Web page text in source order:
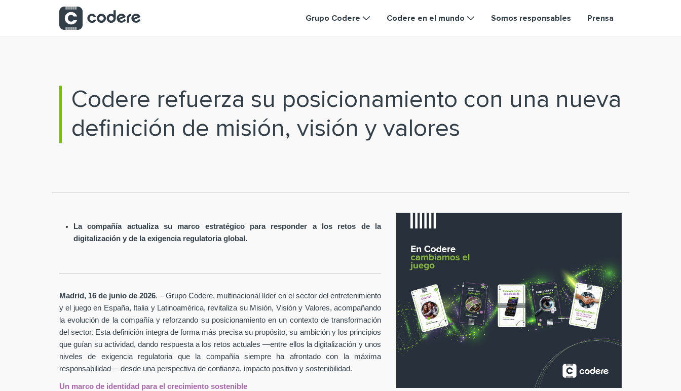
Saltar al contenido principal
Grupo Codere Codere en el mundo Somos responsables Prensa
Codere refuerza su posicionamiento con una nueva
definición de misión, visión y valores
La compañía actualiza su marco estratégico para responder a los retos de la
digitalización y de la exigencia regulatoria global.
Madrid, 16 de junio de 2026. – Grupo Codere, multinacional líder en el sector del entretenimiento
y el juego en España, Italia y Latinoamérica, revitaliza su Misión, Visión y Valores, acompañando
la evolución de la compañía y reforzando su posicionamiento en un contexto de transformación
del sector. Esta definición integra de forma más precisa su propósito, su ambición y los principios
que guían su actividad, dando respuesta a los retos actuales —entre ellos la digitalización y unos
niveles de exigencia regulatoria que la compañía siempre ha afrontado con la máxima
responsabilidad— desde una perspectiva de confianza, impacto positivo y sostenibilidad.
Un marco de identidad para el crecimiento sostenible